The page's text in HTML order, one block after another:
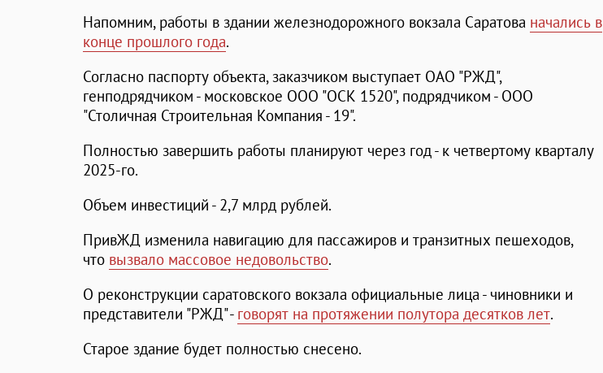
Напомним, работы в здании железнодорожного вокзала Саратова начались в
конце прошлого года.
Согласно паспорту объекта, заказчиком выступает ОАО "РЖД",
генподрядчиком - московское ООО "ОСК 1520", подрядчиком - ООО
"Столичная Строительная Компания - 19".
Полностью завершить работы планируют через год - к четвертому кварталу
2025-го.
Объем инвестиций - 2,7 млрд рублей.
ПривЖД изменила навигацию для пассажиров и транзитных пешеходов,
что вызвало массовое недовольство.
О реконструкции саратовского вокзала официальные лица - чиновники и
представители "РЖД" - говорят на протяжении полутора десятков лет.
Старое здание будет полностью снесено.